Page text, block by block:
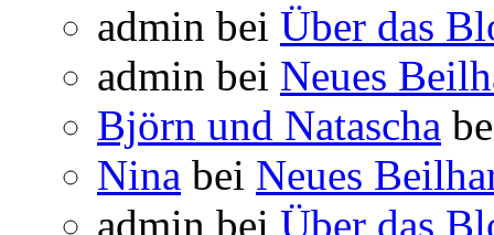
admin bei Über das
admin bei Neues
Björn und Natascha
Nina bei Neues
admin bei Über das